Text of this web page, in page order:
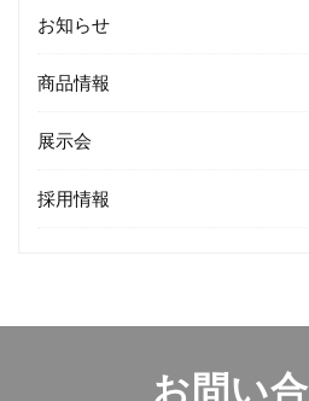
お知らせ
商品情報
展示会
採用情報
お問い